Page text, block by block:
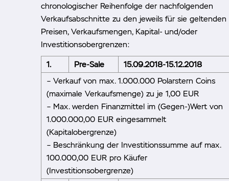
chronologischer Reihenfolge der nachfolgenden
Verkaufsabschnitte zu den jeweils für sie geltenden
Preisen, Verkaufsmengen, Kapital- und/oder
Investitionsobergrenzen:
1. Pre-Sale
15.09.2018-15.12.2018
– Verkauf von max. 1.000.000 Polarstern Coins
(maximale Verkaufsmenge) zu je 1,00 EUR
– Max. werden Finanzmittel im (Gegen-)Wert von
1.000.000,00 EUR eingesammelt
(Kapitalobergrenze)
– Beschränkung der Investitionssumme auf max.
100.000,00 EUR pro Käufer
(Investitionsobergrenze)